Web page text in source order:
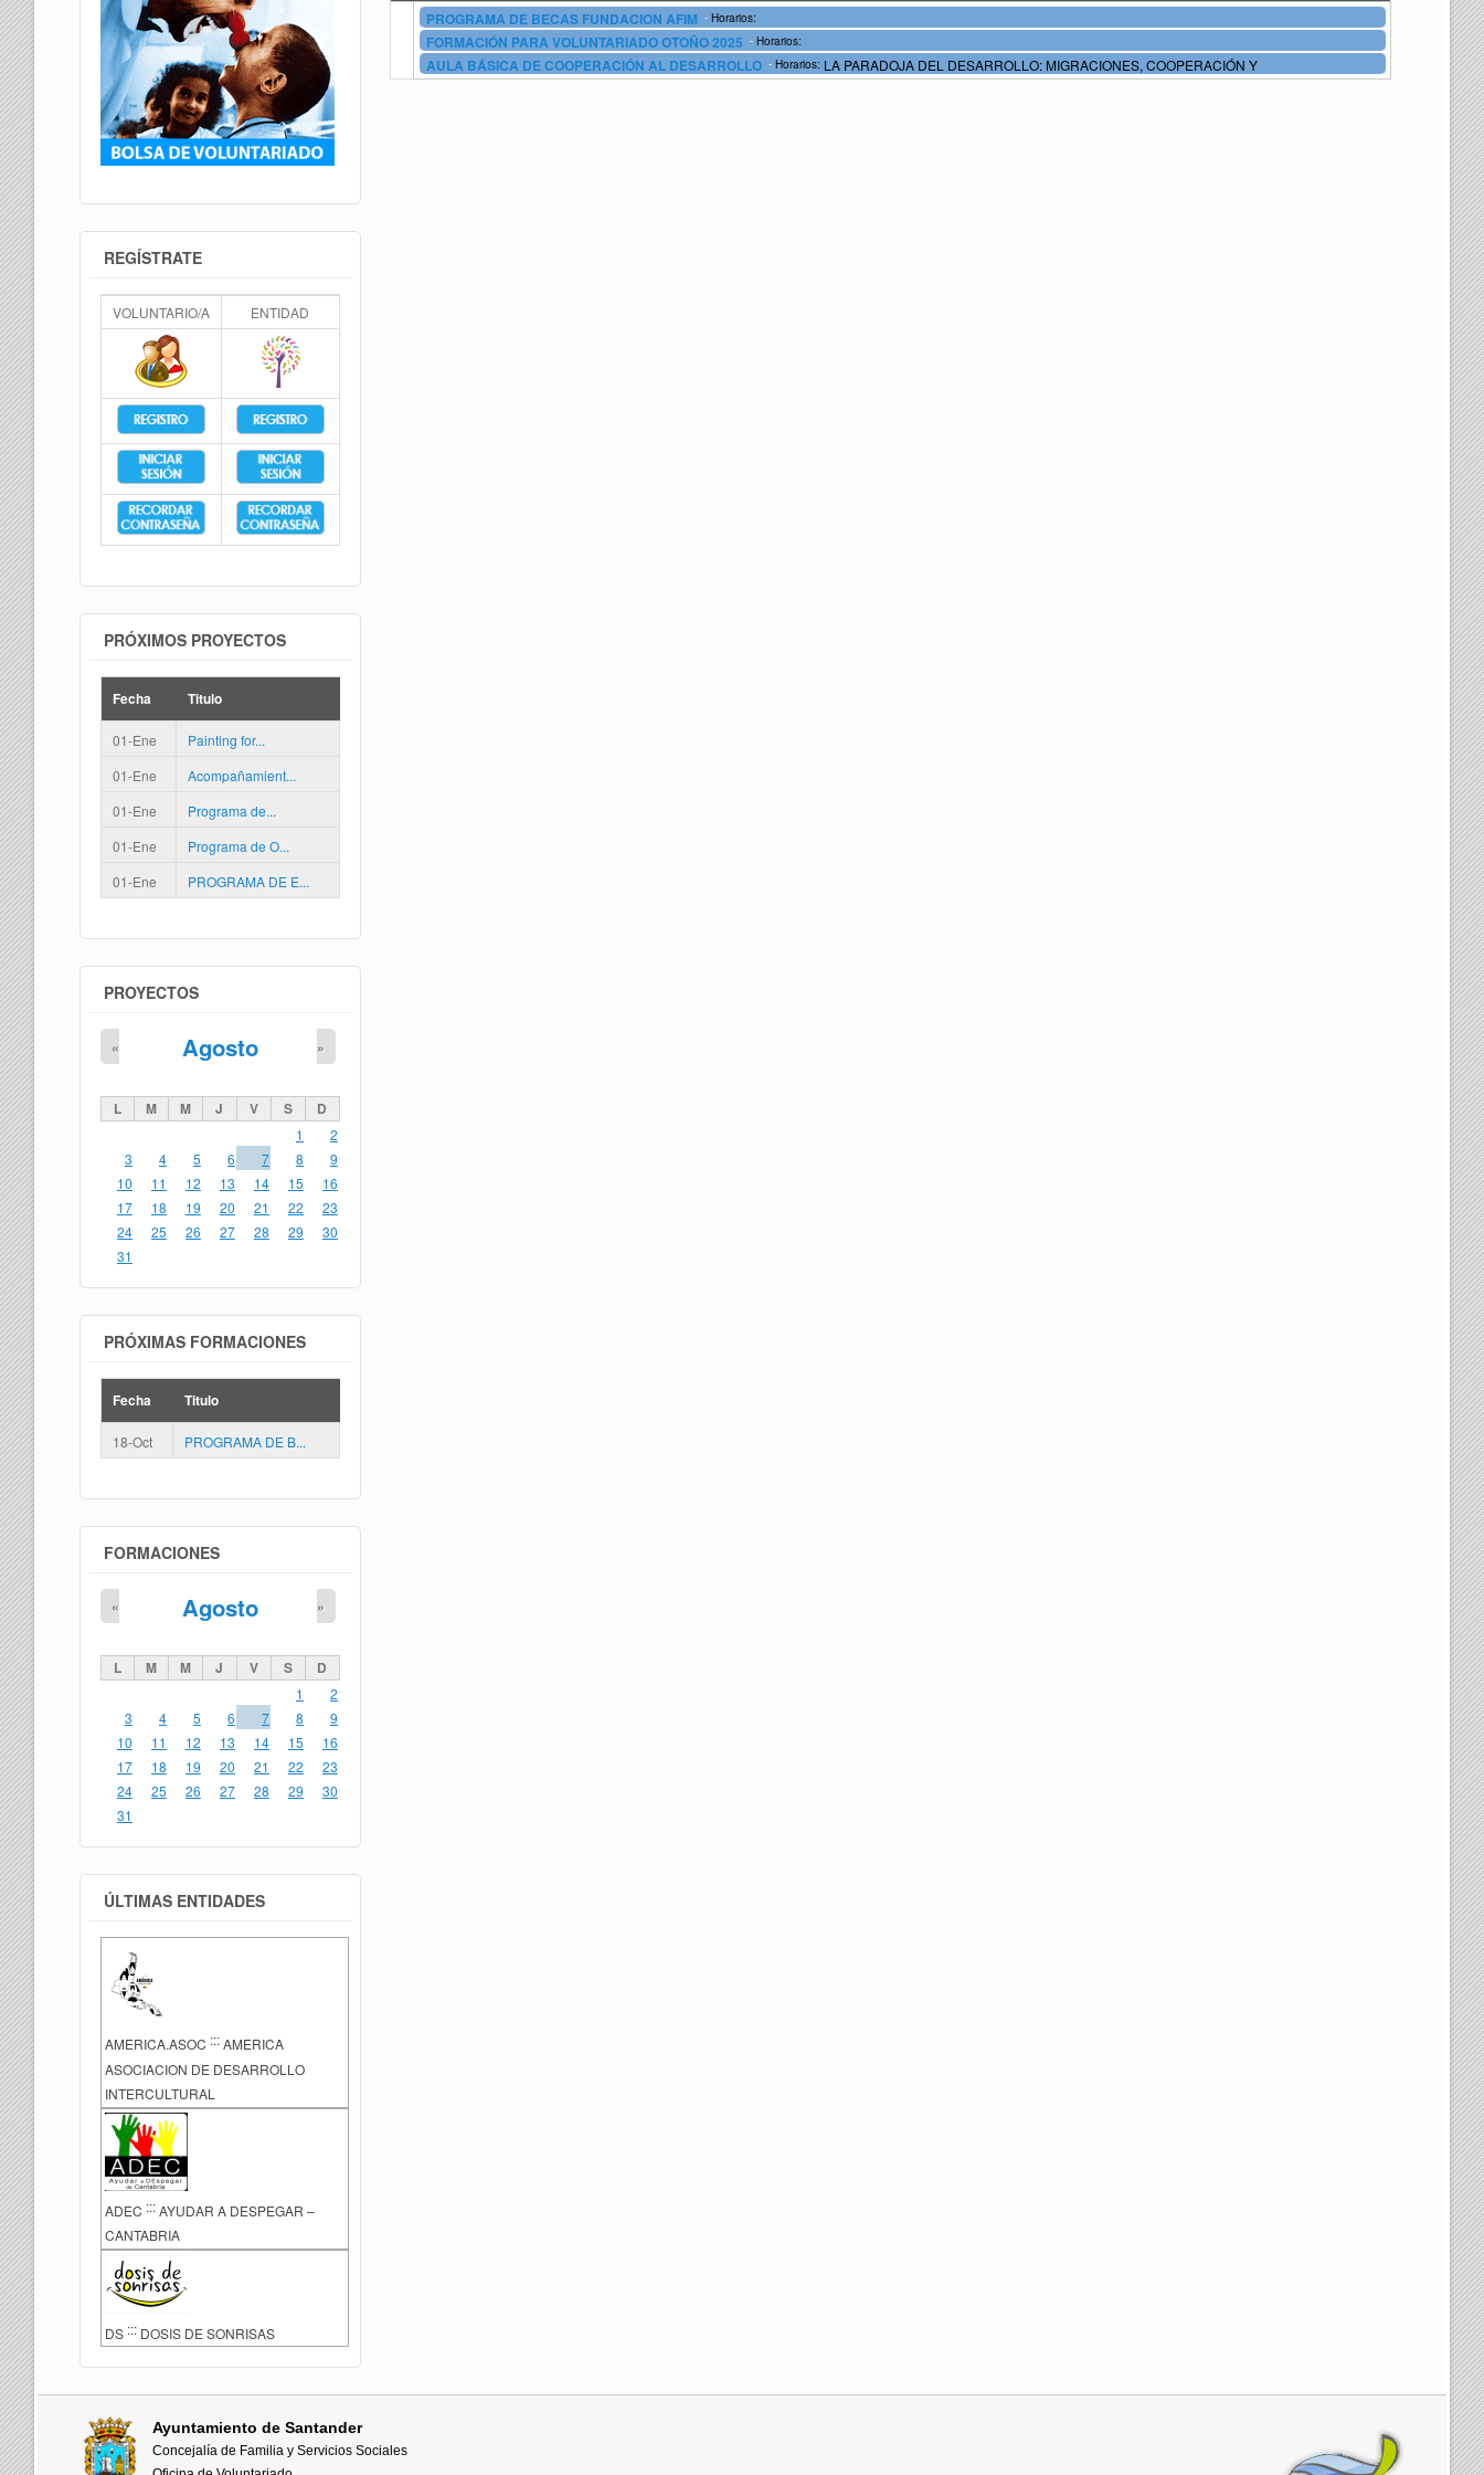
PROGRAMA DE BECAS FUNDACION AFIM - Horarios:
FORMACIÓN PARA VOLUNTARIADO OTOÑO 2025 - Horarios:
AULA BÁSICA DE COOPERACIÓN AL DESARROLLO - Horarios: LA PARADOJA DEL DESARROLLO: MIGRACIONES, COOPERACIÓN Y
REGÍSTRATE
VOLUNTARIO/A ENTIDAD
PRÓXIMOS PROYECTOS
Fecha Titulo
01-Ene
Painting for...
01-Ene
Acompañamient...
01-Ene
Programa de...
01-Ene
Programa de O...
01-Ene
PROGRAMA DE E...
PROYECTOS
Agosto
« »
L M M J V S D
1
2
3
4 5 6 7 8
9
10
11 12 13 14 15
16
17
18 19 20 21 22
23
24
25 26 27 28 29
30
31
PRÓXIMAS FORMACIONES
Fecha Titulo
18-Oct PROGRAMA DE B...
FORMACIONES
Agosto
« »
L M M J V S D
1
2
3
4 5 6 7 8
9
10
11 12 13 14 15
16
17
18 19 20 21 22
23
24
25 26 27 28 29
30
31
ÚLTIMAS ENTIDADES
AMERICA.ASOC :::AMERICA
ASOCIACION DE DESARROLLO
INTERCULTURAL
ADEC ::: AYUDAR A DESPEGAR –
CANTABRIA
DS ::: DOSIS DE SONRISAS
Ayuntamiento de Santander
Concejalía de Familia y Servicios Sociales